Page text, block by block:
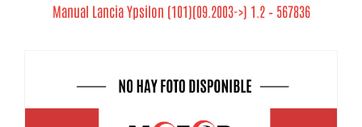
Manual Lancia Ypsilon (101)(09.2003->) 1.2 – 567836